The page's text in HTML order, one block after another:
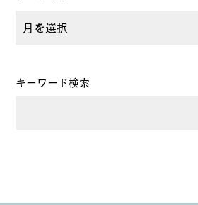
キーワード検索